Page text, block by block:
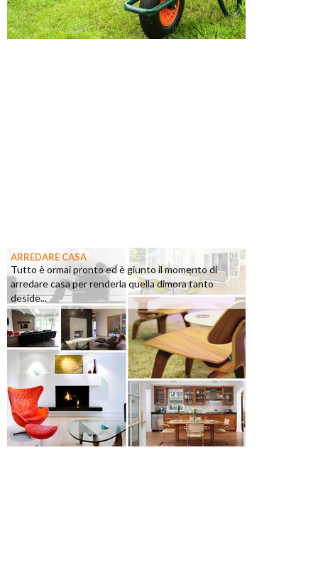
ARREDARE CASA
Tutto è ormai pronto ed è giunto il momento di
arredare casa per renderla quella dimora tanto
deside...